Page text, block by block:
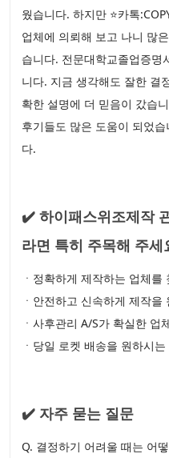
웠습니다. 하지만 ⭐카톡
업체에 의뢰해 보고 나니 많
습니다. 전문대학교졸업증명
니다. 지금 생각해도 잘한 결
확한 설명에 더 믿음이 갔습
후기들도 많은 도움이 되었
다.
✔️ 하이패스위조제작
라면 특히 주목해 주세
ㆍ정확하게 제작하는 업체를
ㆍ안전하고 신속하게 제작을
ㆍ사후관리 A/S가 확실한 업
ㆍ당일 로켓 배송을 원하시는
✔️ 자주 묻는 질문
Q. 결정하기 어려울 때는 어